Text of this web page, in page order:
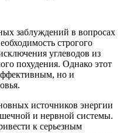
заблуждений в вопросах
строгого
углеводов из
похудения. Однако этот
но и
источников энергии
и нервной системы.
к серьезным